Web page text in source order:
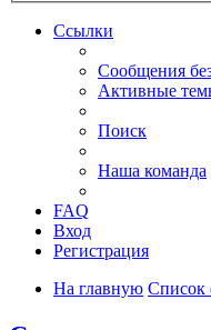
Ссылки
Сообщения
Активные
Поиск
Наша команда
FAQ
Вход
Регистрация
На главную Список